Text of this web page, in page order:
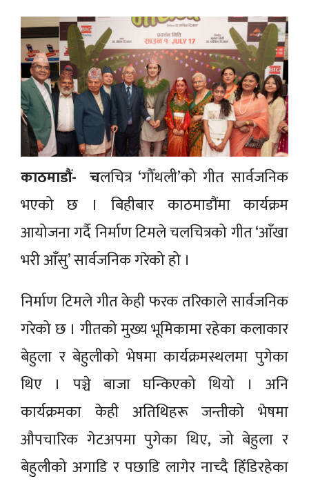
काठमाडौं- चलचित्र ‘गौँथली’को गीत सार्वजनिक
भएको छ । बिहीबार काठमाडौंमा कार्यक्रम
आयोजना गर्दै निर्माण टिमले चलचित्रको गीत ‘आँखा
भरी आँसु’ सार्वजनिक गरेको हो ।
निर्माण टिमले गीत केही फरक तरिकाले सार्वजनिक
गरेको छ । गीतको मुख्य भूमिकामा रहेका कलाकार
बेहुला र बेहुलीको भेषमा कार्यक्रमस्थलमा पुगेका
थिए । पञ्चे बाजा घन्किएको थियो । अनि
कार्यक्रमका केही अतिथिहरू जन्तीको भेषमा
औपचारिक गेटअपमा पुगेका थिए, जो बेहुला र
बेहुलीको अगाडि र पछाडि लागेर नाच्दै हिँडिरहेका